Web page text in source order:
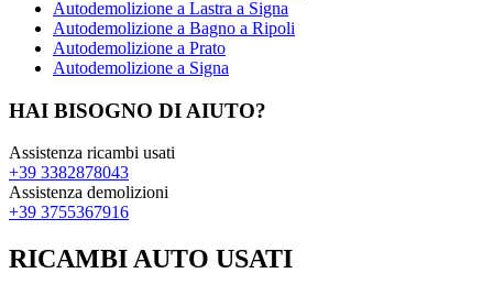
Autodemolizione a Lastra a Signa
Autodemolizione a Bagno a Ripoli
Autodemolizione a Prato
Autodemolizione a Signa
HAI BISOGNO DI AIUTO?
Assistenza ricambi usati
+39 3382878043
Assistenza demolizioni
+39 3755367916
RICAMBI AUTO USATI